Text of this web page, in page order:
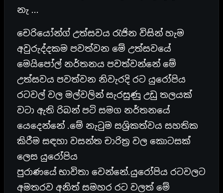
නැ …
චෙරියෝන්ග් උත්සවය රැජින විසින් හැම
අවුරුද්දකම පවත්වන මේ උත්සවයේ
මෙයිපෝල් නර්තනය පවත්වන්නේ මේ
උත්සවය පවත්වන නිවැරදි රට යුරෝපිය
රටවල් වල මල්වලින් සැරසුණු උඩු තලයක්
වටා ඇති රිබන් පටි සමග නර්තනයේ
යෙදෙන්නේ .මේ නැටුම සශ්‍රිකත්වය සහතික
කිරීම සඳහා වසන්ත චාරිත්‍ර වල කොටසක්
ලෙස යුරෝපිය
පුරාණයේ භාවිතා වෙන්නේ.යුරෝපිය රටවලට
අමතරව අනිත් සමහර රට වලත් මේ